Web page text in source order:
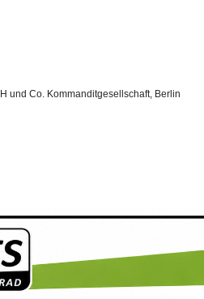
und Co. Kommanditgesellschaft, Berlin